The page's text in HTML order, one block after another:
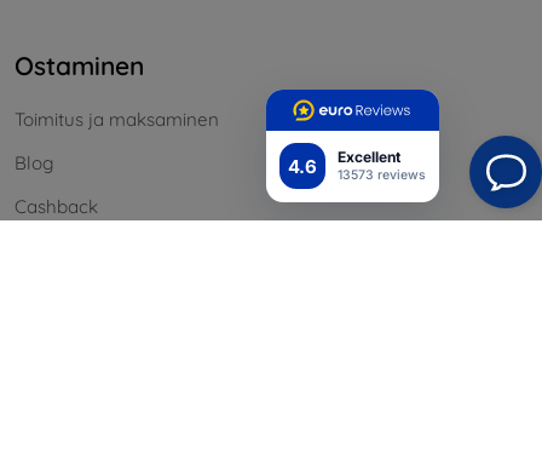
4.6 Excellent
13573 reviews
Ostaminen
Toimitus ja maksaminen
Blog
Cashback